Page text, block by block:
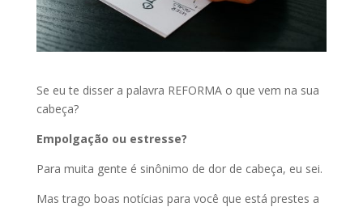
Se eu te disser a palavra REFORMA o que vem na sua
cabeça?
Empolgação ou estresse?
Para muita gente é sinônimo de dor de cabeça, eu sei.
Mas trago boas notícias para você que está prestes a